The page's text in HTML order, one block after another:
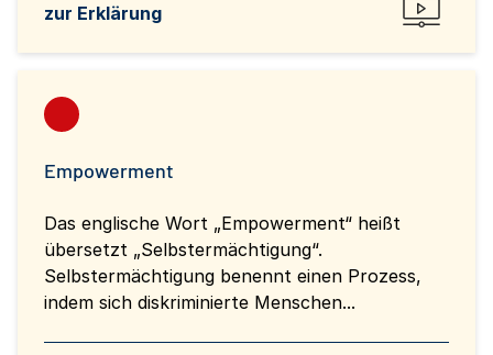
zur Erklärung
Empowerment
Das englische Wort „Empowerment“ heißt
übersetzt „Selbstermächtigung“.
Selbstermächtigung benennt einen Prozess,
indem sich diskriminierte Menschen...